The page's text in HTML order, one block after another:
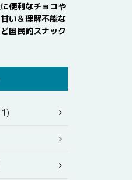
便利なチョコや
い＆理解不能な
国民的スナック